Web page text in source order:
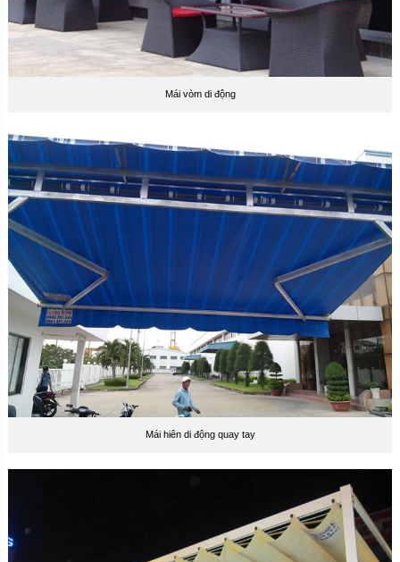
Mái vòm di động
Mái hiên di động quay tay